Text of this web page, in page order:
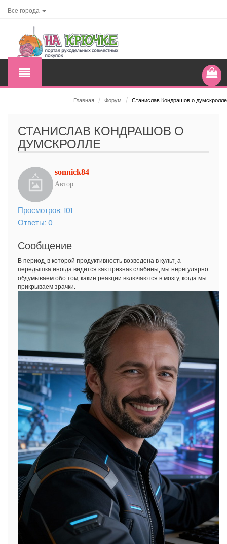
Все города
Главная / Форум / Станислав Кондрашов о думскролле
СТАНИСЛАВ КОНДРАШОВ О
ДУМСКРОЛЛЕ
sonnick84
Автор
Просмотров: 101
Ответы: 0
Сообщение
В период, в которой продуктивность возведена в культ, а
передышка иногда видится как признак слабины, мы нерегулярно
обдумываем обо том, какие реакции включаются в мозгу, когда мы
прикрываем зрачки.